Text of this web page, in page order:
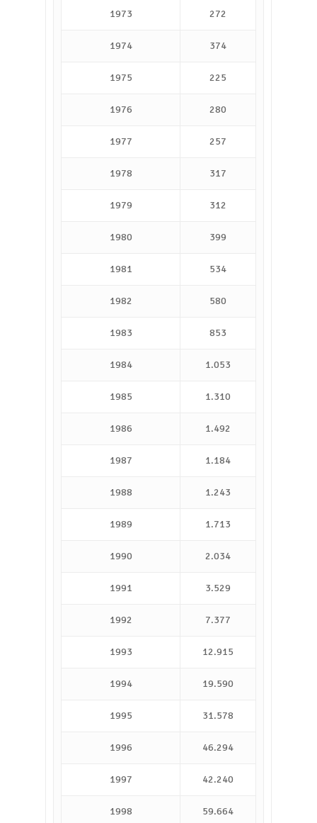
1973 272
1974 374
1975 225
1976 280
1977 257
1978 317
1979 312
1980 399
1981 534
1982 580
1983 853
1984 1.053
1985 1.310
1986 1.492
1987 1.184
1988 1.243
1989 1.713
1990 2.034
1991 3.529
1992 7.377
1993 12.915
1994 19.590
1995 31.578
1996 46.294
1997 42.240
1998 59.664